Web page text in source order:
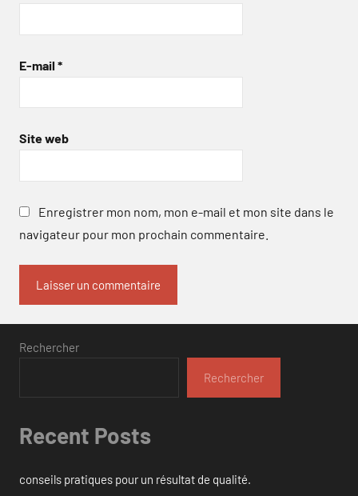
E-mail *
Site web
Enregistrer mon nom, mon e-mail et mon site dans le
navigateur pour mon prochain commentaire.
Rechercher
Rechercher
Recent Posts
conseils pratiques pour un résultat de qualité.